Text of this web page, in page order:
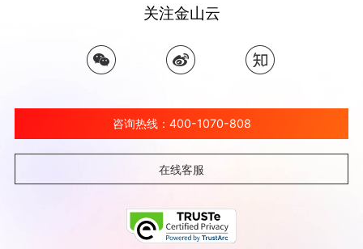
关注金山云
咨询热线：400-1070-808
在线客服